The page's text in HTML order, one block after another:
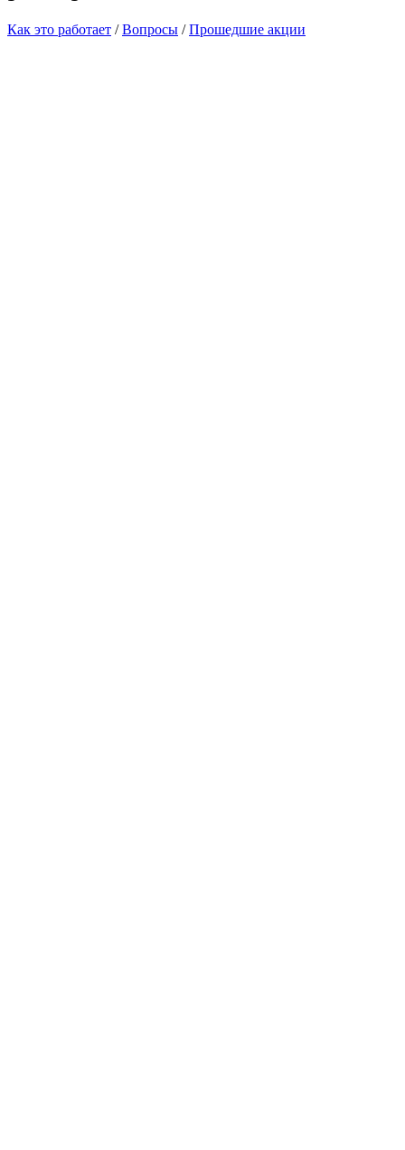
Как это работает / Вопросы / Прошедшие акции